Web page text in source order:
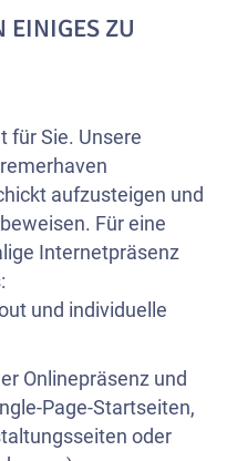
EINIGES ZU
für Sie. Unsere
aufzusteigen und
Für eine
Internetpräsenz
und individuelle
Onlinepräsenz und
Page-Startseiten,
oder